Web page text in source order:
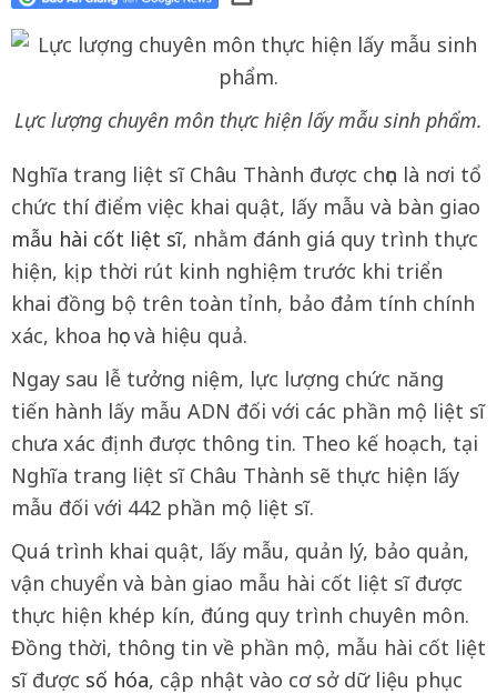
Lực lượng chuyên môn thực hiện lấy mẫu sinh phẩm.
Nghĩa trang liệt sĩ Châu Thành được chọn là nơi tổ
chức thí điểm việc khai quật, lấy mẫu và bàn giao
mẫu hài cốt liệt sĩ, nhằm đánh giá quy trình thực
hiện, kịp thời rút kinh nghiệm trước khi triển
khai đồng bộ trên toàn tỉnh, bảo đảm tính chính
xác, khoa học và hiệu quả.
Ngay sau lễ tưởng niệm, lực lượng chức năng
tiến hành lấy mẫu ADN đối với các phần mộ liệt sĩ
chưa xác định được thông tin. Theo kế hoạch, tại
Nghĩa trang liệt sĩ Châu Thành sẽ thực hiện lấy
mẫu đối với 442 phần mộ liệt sĩ.
Quá trình khai quật, lấy mẫu, quản lý, bảo quản,
vận chuyển và bàn giao mẫu hài cốt liệt sĩ được
thực hiện khép kín, đúng quy trình chuyên môn.
Đồng thời, thông tin về phần mộ, mẫu hài cốt liệt
sĩ được số hóa, cập nhật vào cơ sở dữ liệu phục